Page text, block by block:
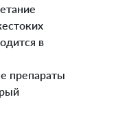
в
препараты